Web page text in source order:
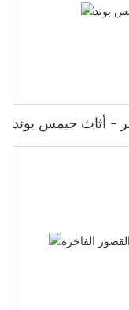
- أثاث جيمس بوند